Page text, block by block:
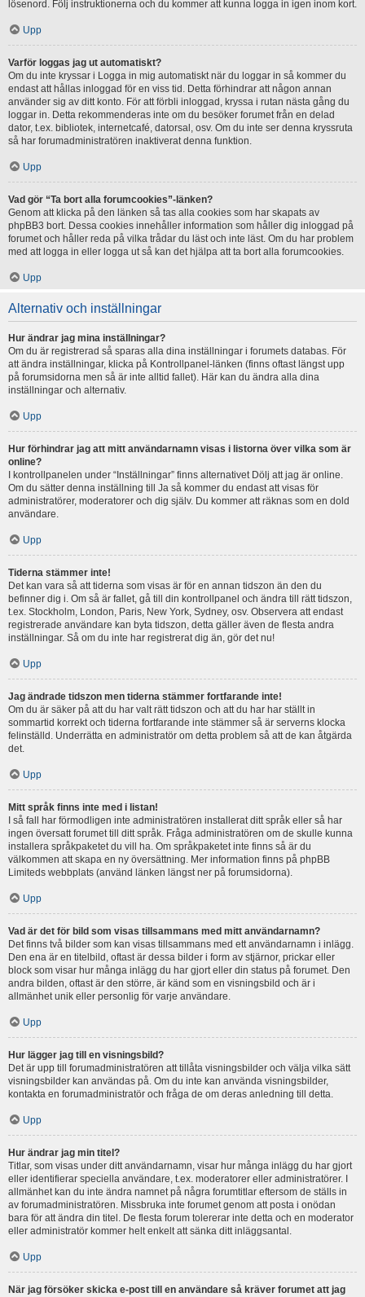
lösenord. Följ instruktionerna och du kommer att kunna logga in igen inom kort.
Upp
Varför loggas jag ut automatiskt?
Om du inte kryssar i Logga in mig automatiskt när du loggar in så kommer du
endast att hållas inloggad för en viss tid. Detta förhindrar att någon annan
använder sig av ditt konto. För att förbli inloggad, kryssa i rutan nästa gång du
loggar in. Detta rekommenderas inte om du besöker forumet från en delad
dator, t.ex. bibliotek, internetcafé, datorsal, osv. Om du inte ser denna kryssruta
så har forumadministratören inaktiverat denna funktion.
Upp
Vad gör “Ta bort alla forumcookies”-länken?
Genom att klicka på den länken så tas alla cookies som har skapats av
phpBB3 bort. Dessa cookies innehåller information som håller dig inloggad på
forumet och håller reda på vilka trådar du läst och inte läst. Om du har problem
med att logga in eller logga ut så kan det hjälpa att ta bort alla forumcookies.
Upp
Alternativ och inställningar
Hur ändrar jag mina inställningar?
Om du är registrerad så sparas alla dina inställningar i forumets databas. För
att ändra inställningar, klicka på Kontrollpanel-länken (finns oftast längst upp
på forumsidorna men så är inte alltid fallet). Här kan du ändra alla dina
inställningar och alternativ.
Upp
Hur förhindrar jag att mitt användarnamn visas i listorna över vilka som är
online?
I kontrollpanelen under “Inställningar” finns alternativet Dölj att jag är online.
Om du sätter denna inställning till Ja så kommer du endast att visas för
administratörer, moderatorer och dig själv. Du kommer att räknas som en dold
användare.
Upp
Tiderna stämmer inte!
Det kan vara så att tiderna som visas är för en annan tidszon än den du
befinner dig i. Om så är fallet, gå till din kontrollpanel och ändra till rätt tidszon,
t.ex. Stockholm, London, Paris, New York, Sydney, osv. Observera att endast
registrerade användare kan byta tidszon, detta gäller även de flesta andra
inställningar. Så om du inte har registrerat dig än, gör det nu!
Upp
Jag ändrade tidszon men tiderna stämmer fortfarande inte!
Om du är säker på att du har valt rätt tidszon och att du har har ställt in
sommartid korrekt och tiderna fortfarande inte stämmer så är serverns klocka
felinställd. Underrätta en administratör om detta problem så att de kan åtgärda
det.
Upp
Mitt språk finns inte med i listan!
I så fall har förmodligen inte administratören installerat ditt språk eller så har
ingen översatt forumet till ditt språk. Fråga administratören om de skulle kunna
installera språkpaketet du vill ha. Om språkpaketet inte finns så är du
välkommen att skapa en ny översättning. Mer information finns på phpBB
Limiteds webbplats (använd länken längst ner på forumsidorna).
Upp
Vad är det för bild som visas tillsammans med mitt användarnamn?
Det finns två bilder som kan visas tillsammans med ett användarnamn i inlägg.
Den ena är en titelbild, oftast är dessa bilder i form av stjärnor, prickar eller
block som visar hur många inlägg du har gjort eller din status på forumet. Den
andra bilden, oftast är den större, är känd som en visningsbild och är i
allmänhet unik eller personlig för varje användare.
Upp
Hur lägger jag till en visningsbild?
Det är upp till forumadministratören att tillåta visningsbilder och välja vilka sätt
visningsbilder kan användas på. Om du inte kan använda visningsbilder,
kontakta en forumadministratör och fråga de om deras anledning till detta.
Upp
Hur ändrar jag min titel?
Titlar, som visas under ditt användarnamn, visar hur många inlägg du har gjort
eller identifierar speciella användare, t.ex. moderatorer eller administratörer. I
allmänhet kan du inte ändra namnet på några forumtitlar eftersom de ställs in
av forumadministratören. Missbruka inte forumet genom att posta i onödan
bara för att ändra din titel. De flesta forum tolererar inte detta och en moderator
eller administratör kommer helt enkelt att sänka ditt inläggsantal.
Upp
När jag försöker skicka e-post till en användare så kräver forumet att jag